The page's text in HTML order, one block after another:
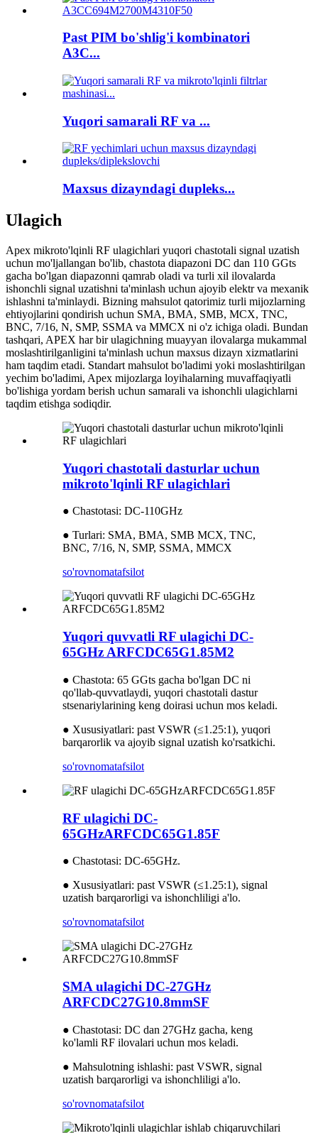
Past PIM bo'shlig'i kombinatori
A3C...
Yuqori samarali RF va ...
Maxsus dizayndagi dupleks...
Ulagich
Apex mikroto'lqinli RF ulagichlari yuqori chastotali signal uzatish
uchun mo'ljallangan bo'lib, chastota diapazoni DC dan 110 GGts
gacha bo'lgan diapazonni qamrab oladi va turli xil ilovalarda
ishonchli signal uzatishni ta'minlash uchun ajoyib elektr va mexanik
ishlashni ta'minlaydi. Bizning mahsulot qatorimiz turli mijozlarning
ehtiyojlarini qondirish uchun SMA, BMA, SMB, MCX, TNC,
BNC, 7/16, N, SMP, SSMA va MMCX ni o'z ichiga oladi. Bundan
tashqari, APEX har bir ulagichning muayyan ilovalarga mukammal
moslashtirilganligini ta'minlash uchun maxsus dizayn xizmatlarini
ham taqdim etadi. Standart mahsulot bo'ladimi yoki moslashtirilgan
yechim bo'ladimi, Apex mijozlarga loyihalarning muvaffaqiyatli
bo'lishiga yordam berish uchun samarali va ishonchli ulagichlarni
taqdim etishga sodiqdir.
Yuqori chastotali dasturlar uchun
mikroto'lqinli RF ulagichlari
● Chastotasi: DC-110GHz
● Turlari: SMA, BMA, SMB MCX, TNC,
BNC, 7/16, N, SMP, SSMA, MMCX
so'rovnomatafsilot
Yuqori quvvatli RF ulagichi DC-
65GHz ARFCDC65G1.85M2
● Chastota: 65 GGts gacha bo'lgan DC ni
qo'llab-quvvatlaydi, yuqori chastotali dastur
stsenariylarining keng doirasi uchun mos keladi.
● Xususiyatlari: past VSWR (≤1.25:1), yuqori
barqarorlik va ajoyib signal uzatish ko'rsatkichi.
so'rovnomatafsilot
RF ulagichi DC-
65GHzARFCDC65G1.85F
● Chastotasi: DC-65GHz.
● Xususiyatlari: past VSWR (≤1.25:1), signal
uzatish barqarorligi va ishonchliligi a'lo.
so'rovnomatafsilot
SMA ulagichi DC-27GHz
ARFCDC27G10.8mmSF
● Chastotasi: DC dan 27GHz gacha, keng
ko'lamli RF ilovalari uchun mos keladi.
● Mahsulotning ishlashi: past VSWR, signal
uzatish barqarorligi va ishonchliligi a'lo.
so'rovnomatafsilot